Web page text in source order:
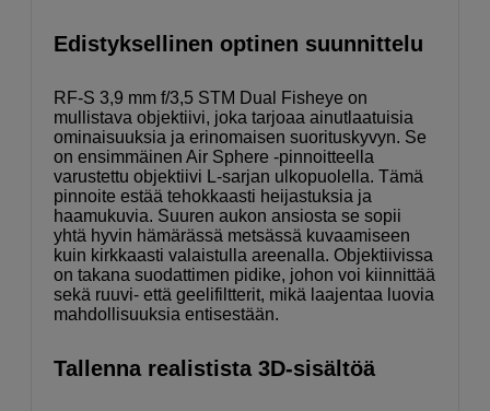
Edistyksellinen optinen suunnittelu
RF-S 3,9 mm f/3,5 STM Dual Fisheye on
mullistava objektiivi, joka tarjoaa ainutlaatuisia
ominaisuuksia ja erinomaisen suorituskyvyn. Se
on ensimmäinen Air Sphere -pinnoitteella
varustettu objektiivi L-sarjan ulkopuolella. Tämä
pinnoite estää tehokkaasti heijastuksia ja
haamukuvia. Suuren aukon ansiosta se sopii
yhtä hyvin hämärässä metsässä kuvaamiseen
kuin kirkkaasti valaistulla areenalla. Objektiivissa
on takana suodattimen pidike, johon voi kiinnittää
sekä ruuvi- että geelifiltterit, mikä laajentaa luovia
mahdollisuuksia entisestään.
Tallenna realistista 3D-sisältöä